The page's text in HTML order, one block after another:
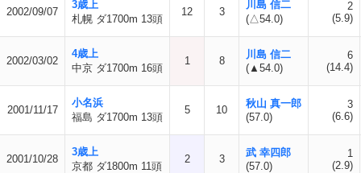
2002/09/07
3歳上
札幌 ダ1700m 13頭
12 3
川島 信二
(△54.0)
2
(5.9)
2002/03/02
4歳上
中京 ダ1700m 16頭
1 8
川島 信二
(▲54.0)
6
(14.4)
2001/11/17
小名浜
福島 ダ1700m 13頭
5 10
秋山 真一郎
(57.0)
3
(6.6)
2001/10/28
3歳上
京都 ダ1800m 11頭
2 3
武 幸四郎
(57.0)
1
(2.9)